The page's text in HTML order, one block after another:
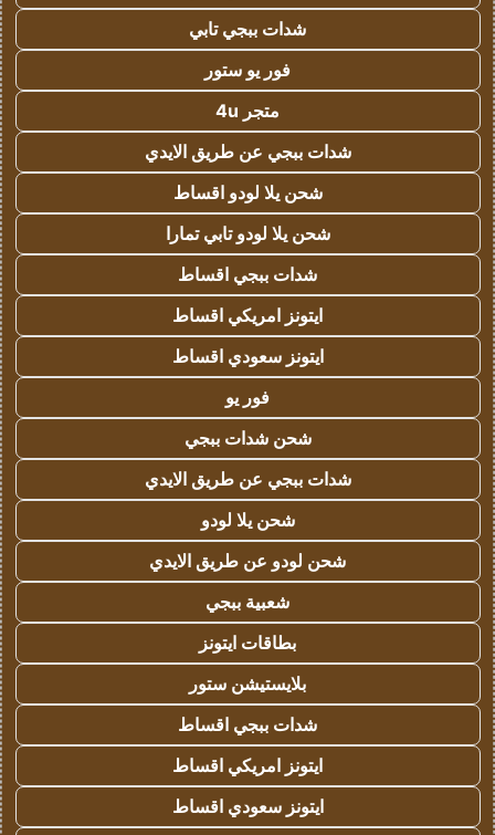
شدات ببجي تابي
فور يو ستور
متجر 4u
شدات ببجي عن طريق الايدي
شحن يلا لودو اقساط
شحن يلا لودو تابي تمارا
شدات ببجي اقساط
ايتونز امريكي اقساط
ايتونز سعودي اقساط
فور يو
شحن شدات ببجي
شدات ببجي عن طريق الايدي
شحن يلا لودو
شحن لودو عن طريق الايدي
شعبية ببجي
بطاقات ايتونز
بلايستيشن ستور
شدات ببجي اقساط
ايتونز امريكي اقساط
ايتونز سعودي اقساط